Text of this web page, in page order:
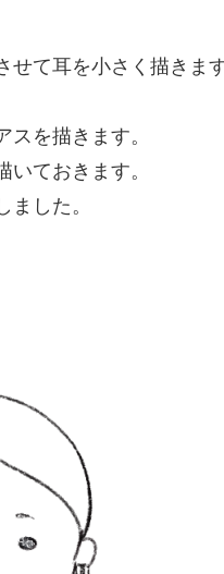
せて耳を小さく描きま
スを描きます。
いておきます。
ました。